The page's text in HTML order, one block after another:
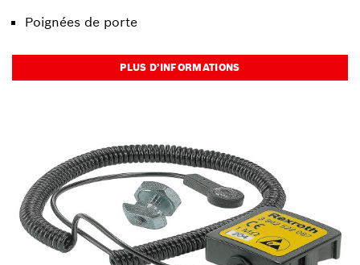
Poignées de porte
PLUS D’INFORMATIONS